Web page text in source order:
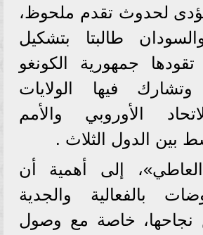
لحدوث تقدم ملحوظ،
طالبتا بتشكيل
تقودها جمهورية الكونغو
وتشارك فيها الولايات
الأوروبي والأمم
بين الدول الثلاث .
إلى أهمية أن
بالفعالية والجدية
خاصة مع وصول